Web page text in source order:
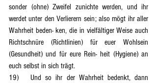
sonder (ohne) Zweifel zunichte werden, und ihr
werdet unter den Verlierern sein; also mögt ihr aller
Wahrheit beden- ken, die in vielfältiger Weise auch
Richtschnüre (Richtlinien) für euer Wohlsein
(Gesundheit) und für eure Rein- heit (Hygiene) an
euch selbst in sich trägt.
19)	Und so ihr der Wahrheit bedenkt, dann